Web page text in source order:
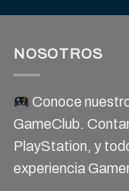
NOSOTROS
Conoce
GameClub.
PlayStation, y
experiencia